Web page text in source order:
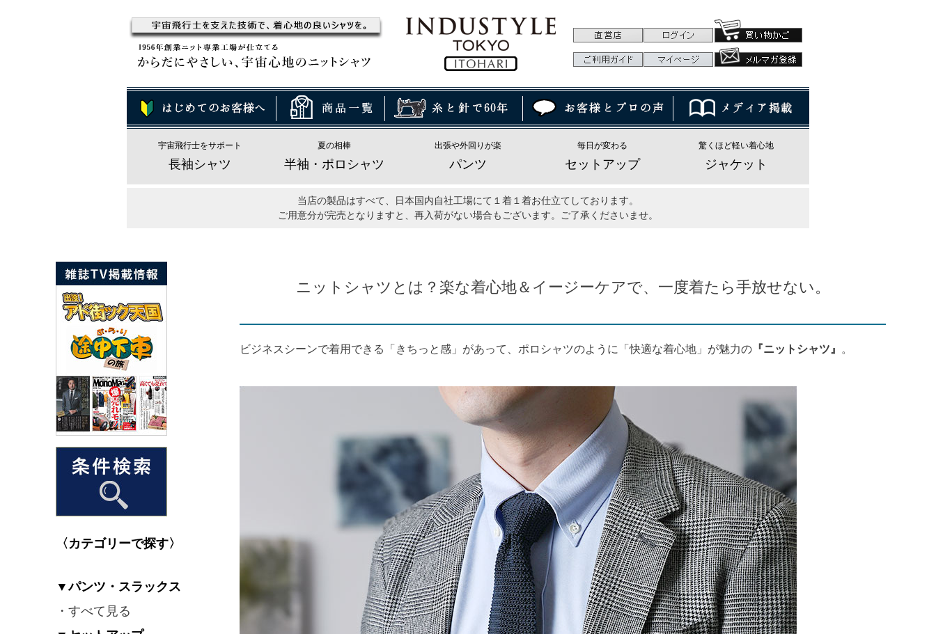
宇宙飛行士をサポート
長袖シャツ
夏の相棒
半袖・ポロシャツ
出張や外回りが楽
パンツ
毎日が変わる
セットアップ
驚くほど軽い着心地
ジャケット
当店の製品はすべて、日本国内自社工場にて１着１着お仕立てしております。
ご用意分が完売となりますと、再入荷がない場合もございます。ご了承くださいませ。
〈カテゴリーで探す〉
▼パンツ・スラックス
・すべて見る
ニットシャツとは？楽な着心地＆イージーケアで、一度着たら手放せない。
ビジネスシーンで着用できる「きちっと感」があって、ポロシャツのように「快適な着心地」が魅力の 『ニットシャツ』 。